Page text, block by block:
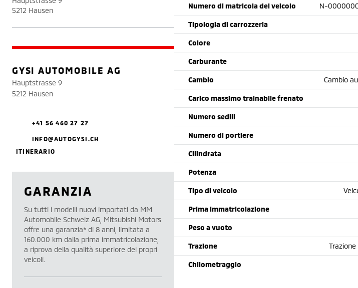
Numero di matricola del veicolo N-
Tipologia di carrozzeria
Colore
Carburante
Cambio Cambio
Carico massimo trainabile frenato
Numero sedili
Numero di portiere
Cilindrata
Potenza
Tipo di veicolo
Prima immatricolazione
Peso a vuoto
Trazione
Chilometraggio
5212 Hausen
GYSI AUTOMOBILE AG
Hauptstrasse 9
5212 Hausen
+41 56 460 27 27
INFO@AUTOGYSI.CH
ITINERARIO
GARANZIA
Su tutti i modelli nuovi importati da MM
Automobile Schweiz AG, Mitsubishi Motors
offre una garanzia* di 8 anni, limitata a
160.000 km dalla prima immatricolazione,
a riprova della qualità superiore dei propri
veicoli.